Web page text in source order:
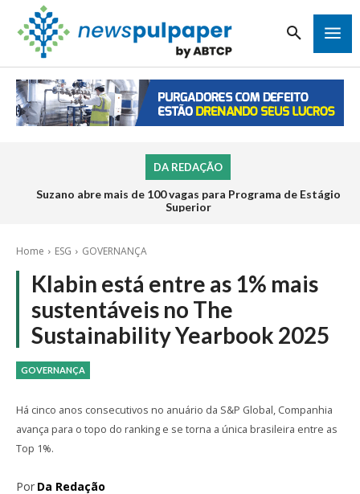
DA REDAÇÃO
Suzano abre mais de 100 vagas para Programa de Estágio
Superior
Home ESG GOVERNANÇA
Klabin está entre as 1% mais
sustentáveis no The
Sustainability Yearbook 2025
GOVERNANÇA
Há cinco anos consecutivos no anuário da S&P Global, Companhia
avança para o topo do ranking e se torna a única brasileira entre as
Top 1%.
Por Da Redação